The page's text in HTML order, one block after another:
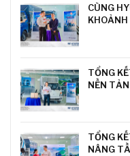
CÙNG
TỔNG
NỀN
TỔNG
NÂNG